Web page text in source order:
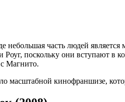
небольшая часть людей
Роуг, поскольку они вступают
с Магнито.
масштабной кинофраншизе,